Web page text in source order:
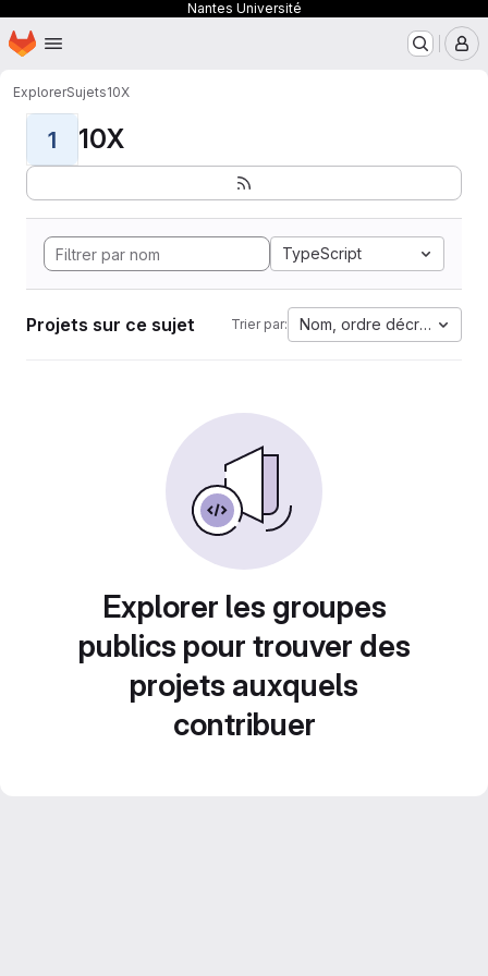
Nantes Université
Passer au contenu principal
Page d'accueil
ExplorerSujets10X
1 10X
TypeScript
Projets sur ce sujet Trier par: Nom, ordre décroissant
Explorer les groupes
publics pour trouver des
projets auxquels
contribuer